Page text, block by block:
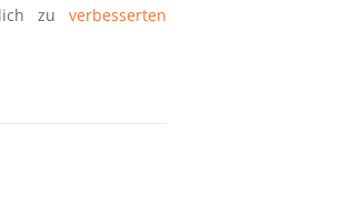
zuverbesserten